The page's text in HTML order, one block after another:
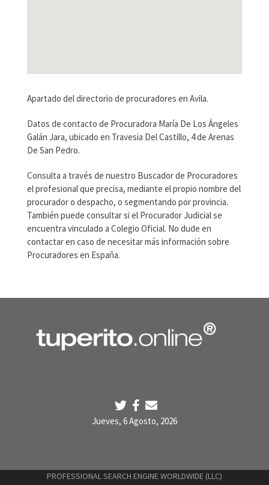
Apartado del directorio de procuradores en Avila.
Datos de contacto de Procuradora María De Los Ángeles
Galán Jara, ubicado en Travesia Del Castillo, 4 de Arenas
De San Pedro.
Consulta a través de nuestro Buscador de Procuradores
el profesional que precisa, mediante el propio nombre del
procurador o despacho, o segmentando por provincia.
También puede consultar si el Procurador Judicial se
encuentra vinculado a Colegio Oficial. No dude en
contactar en caso de necesitar más información sobre
Procuradores en España.
Jueves, 6 Agosto, 2026
PROFESSIONAL SEARCH ENGINE WORLDWIDE (LLC)